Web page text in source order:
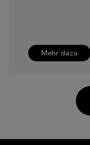
Mehr dazu